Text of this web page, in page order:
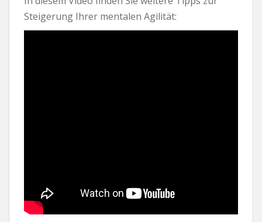
Steigerung Ihrer mentalen Agilität: